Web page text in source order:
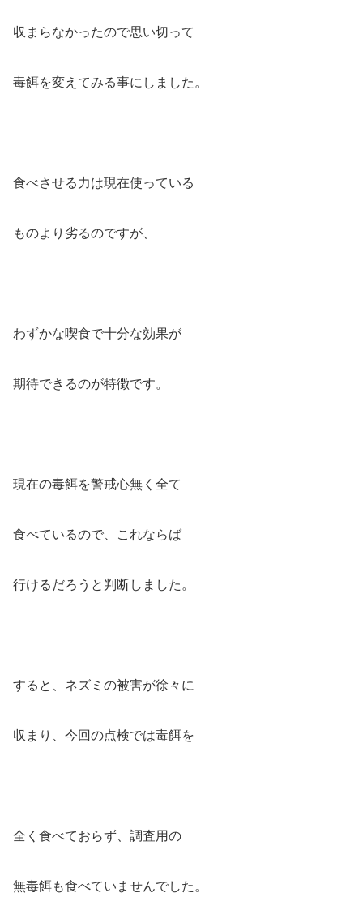
収まらなかったので思い切って
毒餌を変えてみる事にしました。
食べさせる力は現在使っている
ものより劣るのですが、
わずかな喫食で十分な効果が
期待できるのが特徴です。
現在の毒餌を警戒心無く全て
食べているので、これならば
行けるだろうと判断しました。
すると、ネズミの被害が徐々に
収まり、今回の点検では毒餌を
全く食べておらず、調査用の
無毒餌も食べていませんでした。